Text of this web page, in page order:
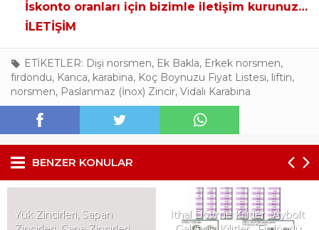
İskonto oranları için bizimle iletişim kurunuz…
İLETİŞİM
ETİKETLER: Dişi norsmen, Ek Bakla, Erkek norsmen,
fırdondu, Kanca, karabina, Koç Boynuzu Fiyat Listesi, liftin,
norsmen, Paslanmaz (İnox) Zincir, Vidalı Karabina
BENZER KONULAR
Yük Zincirleri, Sapan
İthal Dövme Kilitler , Aybolt